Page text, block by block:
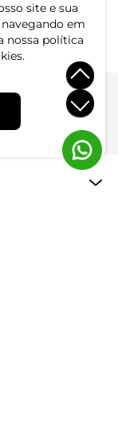
site e sua
em
nossa política
Conta